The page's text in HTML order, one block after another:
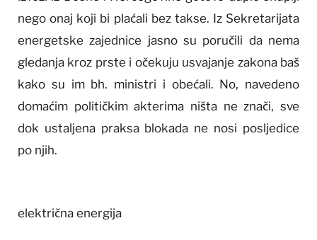
nego onaj koji bi plaćali bez takse. Iz Sekretarijata
energetske zajednice jasno su poručili da nema
gledanja kroz prste i očekuju usvajanje zakona baš
kako su im bh. ministri i obećali. No, navedeno
domaćim političkim akterima ništa ne znači, sve
dok ustaljena praksa blokada ne nosi posljedice
po njih.
električna energija